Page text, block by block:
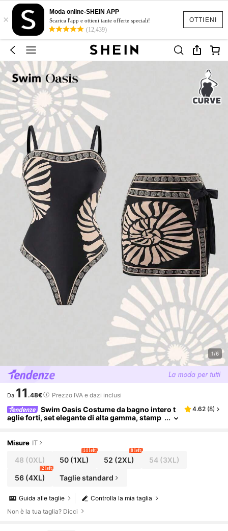
OTTIENI
×
Moda online-SHEIN APP
Scarica l'app e ottieni tante offerte speciali!
(12,439)
1/6
Da 11 .48€ Prezzo IVA e dazi inclusi
Swim Oasis Costume da bagno intero t
aglie forti, set elegante di alta gamma, stamp
4.62 (8)
Misure IT
48 (0XL) 50 (1XL)
14 left
52 (2XL)
8 left
54(3XL)
56(4XL)
2 left
Taglie standard
Controlla la mia taglia
Guida alle taglie
Non è la tua taglia? Dicci